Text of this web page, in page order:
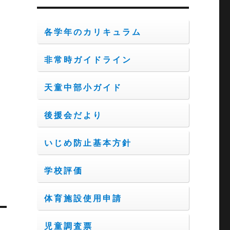
ブ
各学年のカリキュラム
非常時ガイドライン
天童中部小ガイド
後援会だより
いじめ防止基本方針
学校評価
体育施設使用申請
児童調査票